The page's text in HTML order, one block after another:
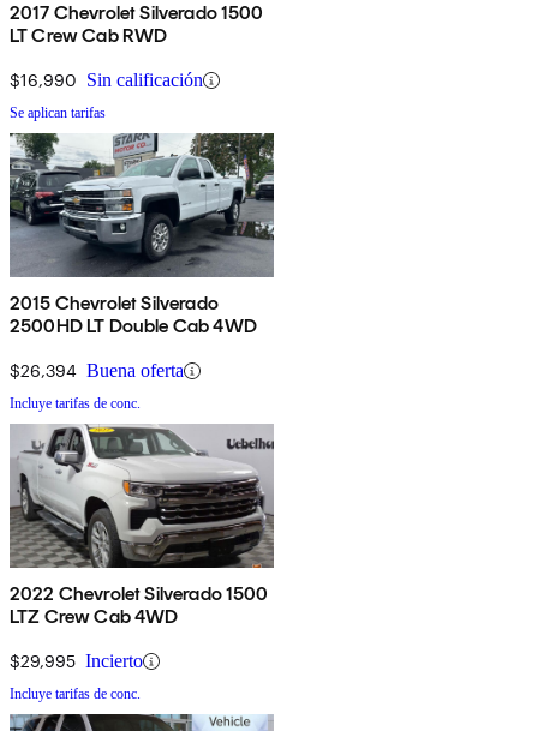
2017 Chevrolet Silverado 1500
LT Crew Cab RWD
$16,990 Sin calificación
Se aplican tarifas
2015 Chevrolet Silverado
2500HD LT Double Cab 4WD
$26,394 Buena oferta
Incluye tarifas de conc.
2022 Chevrolet Silverado 1500
LTZ Crew Cab 4WD
$29,995 Incierto
Incluye tarifas de conc.